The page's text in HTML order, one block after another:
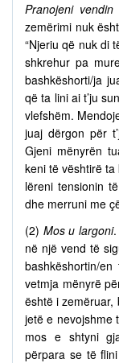
Pranojeni
zemërimi nuk
“Njeriu që nuk di
shkrehur pa
bashkëshorti/ja
që ta lini ai t’ju
vlefshëm.
juaj dërgon për
Gjeni mënyrën
keni të vështirë
lëreni tensionin
dhe merruni me
(2) Mos u largoni
në një vend të
bashkëshortin/
vetmja mënyrë
është i zemëruar,
jetë e nevojshme
mos e shtyni
përpara se të